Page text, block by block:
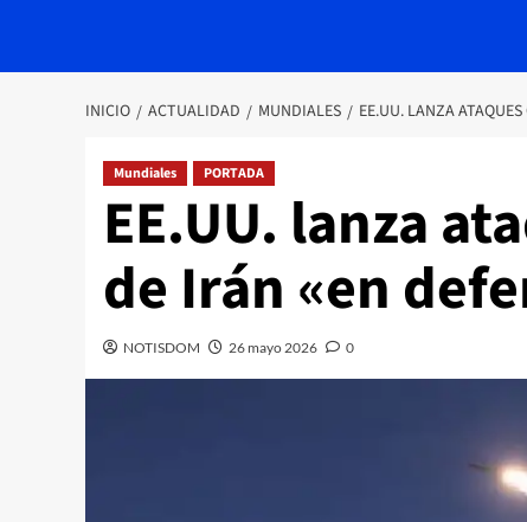
INICIO ACTUALIDAD MUNDIALES EE.UU. LANZA
Mundiales PORTADA
EE.UU. lanza
de Irán «en
NOTISDOM 26 mayo 2026 0